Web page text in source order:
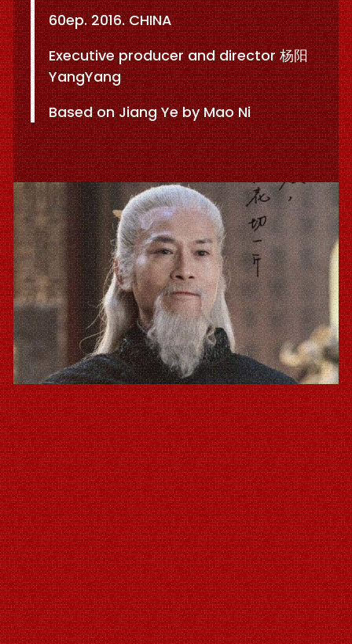
60ep. 2016. CHINA
Executive producer and director 杨阳
YangYang
Based on Jiang Ye by Mao Ni